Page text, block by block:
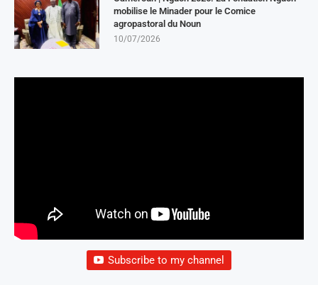
mobilise le Minader pour le Comice
agropastoral du Noun
10/07/2026
Subscribe to my channel